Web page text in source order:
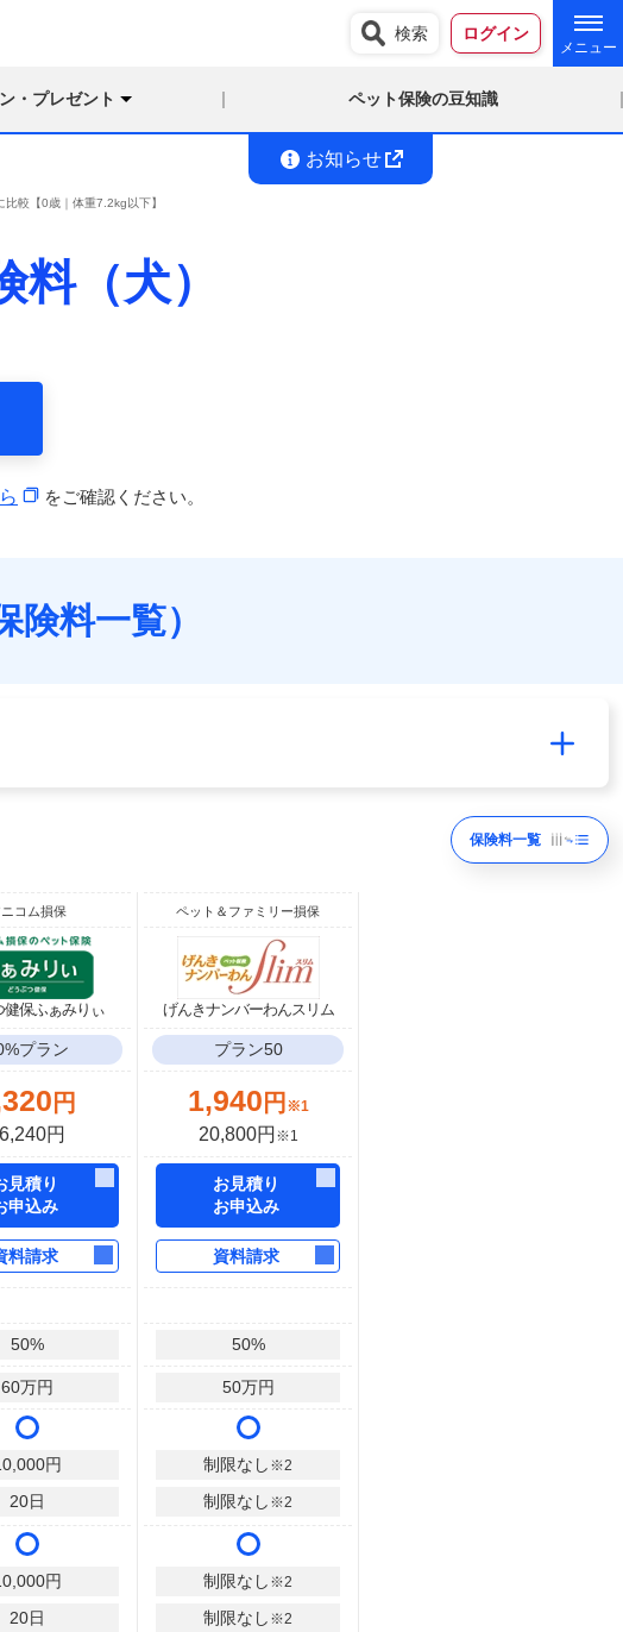
検索 ログイン
・プレゼント ペット保険の豆知識
お知らせ
較【0歳｜体重7.2kg以下】
（犬）
をご確認ください。
料一覧）
保険料一覧
ニコム損保
健保ふぁみりぃ
プラン
円
円
見積り
申込み
料請求
50%
60万円
円
20日
円
20日
ペット＆ファミリー損保
げんきナンバーわんスリム
プラン50
1,940 円 ※1
20,800円 ※1
お見積り
お申込み
資料請求
50%
50万円
制限なし ※2
制限なし ※2
制限なし ※2
制限なし ※2